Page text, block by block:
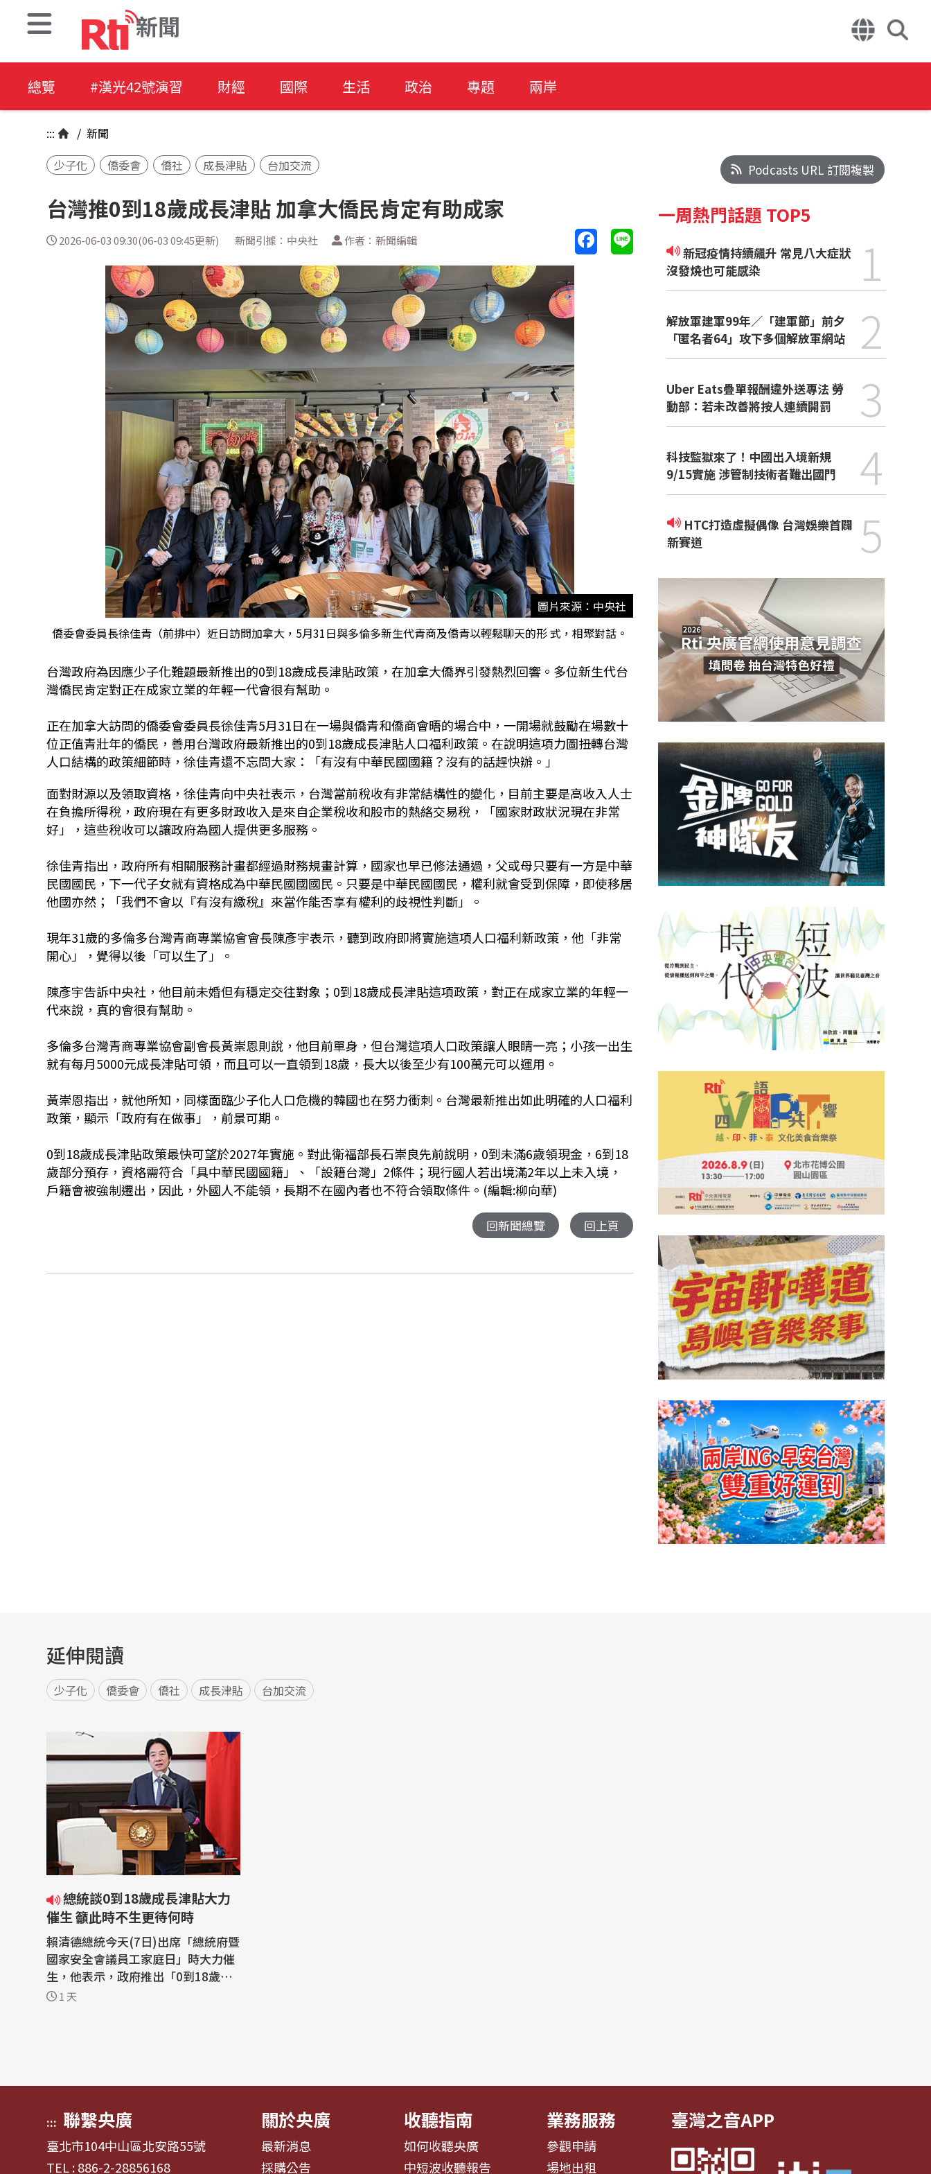
新聞
總覽 #漢光42號演習 財經 國際 生活 政治 專題 兩岸
::: / 新聞
少子化
僑委會 僑社 成長津貼 台加交流
台灣推0到18歲成長津貼 加拿大僑民肯定有助成家
2026-06-03 09:30(06-03 09:45更新) 新聞引據：中央社 作者：新聞編輯
圖片來源：中央社
僑委會委員長徐佳青（前排中）近日訪問加拿大，5月31日與多倫多新生代青商及僑青以輕鬆聊天的形 式，相聚對話。
台灣政府為因應少子化難題最新推出的0到18歲成長津貼政策，在加拿大僑界引發熱烈回響。多位新生代台
灣僑民肯定對正在成家立業的年輕一代會很有幫助。
正在加拿大訪問的僑委會委員長徐佳青5月31日在一場與僑青和僑商會晤的場合中，一開場就鼓勵在場數十
位正值青壯年的僑民，善用台灣政府最新推出的0到18歲成長津貼人口福利政策。在說明這項力圖扭轉台灣
人口結構的政策細節時，徐佳青還不忘問大家：「有沒有中華民國國籍？沒有的話趕快辦。」
面對財源以及領取資格，徐佳青向中央社表示，台灣當前稅收有非常結構性的變化，目前主要是高收入人士
在負擔所得稅，政府現在有更多財政收入是來自企業稅收和股市的熱絡交易稅，「國家財政狀況現在非常
好」，這些稅收可以讓政府為國人提供更多服務。
徐佳青指出，政府所有相關服務計畫都經過財務規畫計算，國家也早已修法通過，父或母只要有一方是中華
民國國民，下一代子女就有資格成為中華民國國國民。只要是中華民國國民，權利就會受到保障，即使移居
他國亦然；「我們不會以『有沒有繳稅』來當作能否享有權利的歧視性判斷」。
現年31歲的多倫多台灣青商專業協會會長陳彥宇表示，聽到政府即將實施這項人口福利新政策，他「非常
開心」，覺得以後「可以生了」。
陳彥宇告訴中央社，他目前未婚但有穩定交往對象；0到18歲成長津貼這項政策，對正在成家立業的年輕一
代來說，真的會很有幫助。
多倫多台灣青商專業協會副會長黃崇恩則說，他目前單身，但台灣這項人口政策讓人眼睛一亮；小孩一出生
就有每月5000元成長津貼可領，而且可以一直領到18歲，長大以後至少有100萬元可以運用。
黃崇恩指出，就他所知，同樣面臨少子化人口危機的韓國也在努力衝刺。台灣最新推出如此明確的人口福利
政策，顯示「政府有在做事」，前景可期。
0到18歲成長津貼政策最快可望於2027年實施。對此衛福部長石崇良先前說明，0到未滿6歲領現金，6到18
歲部分預存，資格需符合「具中華民國國籍」、「設籍台灣」2條件；現行國人若出境滿2年以上未入境，
戶籍會被強制遷出，因此，外國人不能領，長期不在國內者也不符合領取條件。(編輯:柳向華)
回新聞總覽 回上頁
Podcasts URL 訂閱複製
一周熱門話題 TOP5
新冠疫情持續飆升 常見八大症狀
沒發燒也可能感染
1
解放軍建軍99年／「建軍節」前夕
「匿名者64」攻下多個解放軍網站
2
Uber Eats疊單報酬違外送專法 勞
動部：若未改善將按人連續開罰
3
科技監獄來了！中國出入境新規
9/15實施 涉管制技術者難出國門
4
新賽道
5
延伸閱讀
少子化 僑委會 僑社 成長津貼 台加交流
總統談0到18歲成長津貼大力
催生 籲此時不生更待何時
賴清德總統今天(7日)出席「總統府暨
國家安全會議員工家庭日」時大力催
生，他表示，政府推出「0到18歲成
長津貼」、「育兒留停6+3」等家庭
1 天
::: 聯繫央廣
臺北市104中山區北安路55號
TEL : 886-2-28856168
關於央廣
最新消息
採購公告
收聽指南
如何收聽央廣
中短波收聽報告
業務服務
參觀申請
場地出租
臺灣之音APP